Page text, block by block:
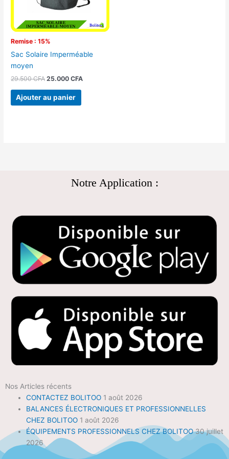
Remise : 15%
Sac Solaire Imperméable
moyen
29.500CFA 25.000CFA
Ajouter au panier
Notre Application :
Nos Articles récents
CONTACTEZ BOLITOO 1 août 2026
BALANCES ÉLECTRONIQUES ET PROFESSIONNELLES
CHEZ BOLITOO 1 août 2026
ÉQUIPEMENTS PROFESSIONNELS CHEZ BOLITOO 30 juillet
2026